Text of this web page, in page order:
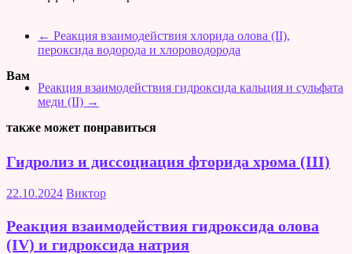
← Реакция взаимодействия хлорида олова (II),
пероксида водорода и хлороводорода
Реакция взаимодействия гидроксида кальция и сульфата
меди (II) →
Вам
также может понравиться
Гидролиз и диссоциация фторида хрома (III)
22.10.2024 Виктор
Реакция взаимодействия гидроксида олова
(IV) и гидроксида натрия